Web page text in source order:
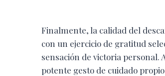
Finalmente, la calidad del
con un ejercicio de gratitud
sensación de victoria personal.
potente gesto de cuidado